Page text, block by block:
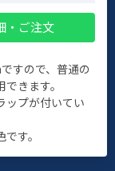
・ご注文
すので、普通の
きます。
ップが付いてい
す。